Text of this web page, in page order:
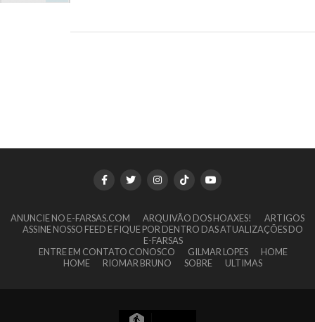
ANUNCIE NO E-FARSAS.COM ARQUIVÃO DOS HOAXES!
ARTIGOS
ASSINE NOSSO FEED E FIQUE POR DENTRO DAS ATUALIZAÇÕES DO
E-FARSAS
ENTRE EM CONTATO CONOSCO
GILMAR LOPES
HOME
HOME
RIOMAR BRUNO SOBRE ULTIMAS